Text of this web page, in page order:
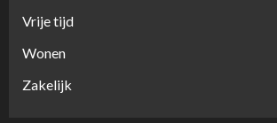
Vrije tijd
Wonen
Zakelijk